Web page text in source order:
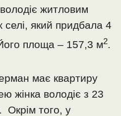
житловим
який придбала 4
площа – 157,3 м2.
має квартиру
жінка володіє з 23
Окрім того, у